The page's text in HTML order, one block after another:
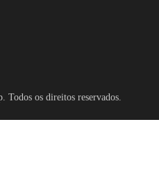
os direitos reservados.